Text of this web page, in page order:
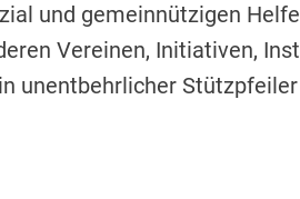
und gemeinnützigen
Vereinen, Initiativen,
unentbehrlicher